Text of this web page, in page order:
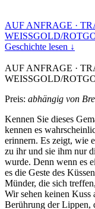
AUF ANFRAGE ·
WEISSGOLD/
Geschichte lesen ↓
AUF ANFRAGE ·
WEISSGOLD/
Preis: abhängig von
Kennen Sie dieses
kennen es
erinnern. Es zeigt, wie
zu ihr und sie ihm nur
wurde. Denn wenn es
es die Geste des
Münder, die sich
Wir sehen keinen Kuss
Berührung der Lippen,